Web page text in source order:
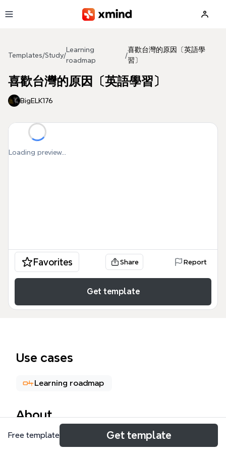
Templates/Study/
Learning
roadmap
/
喜歡台灣的原因〔英語學
習〕
喜歡台灣的原因〔英語學習〕
BigELK176
Loading preview...
Favorites Share Report
Get template
Use cases
Learning roadmap
About
這份「喜歡台灣的原因」英語學習心智圖模板專為語言
Free template Get template